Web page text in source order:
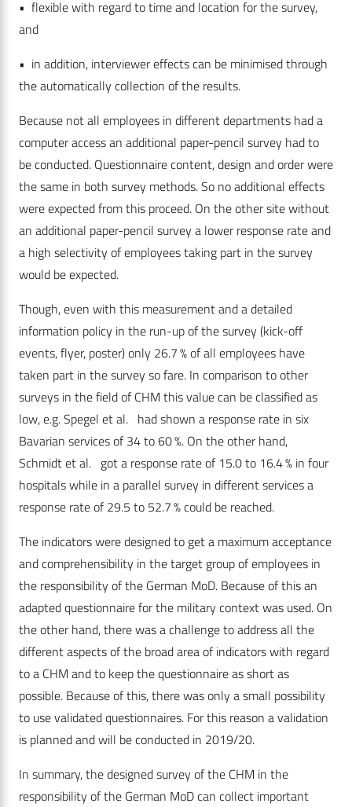
• flexible with regard to time and location for the survey,
and
• in addition, interviewer effects can be minimised through
the automatically collection of the results.
Because not all employees in different departments had a
computer access an additional paper-pencil survey had to
be conducted. Questionnaire content, design and order were
the same in both survey methods. So no additional effects
were expected from this proceed. On the other site without
an additional paper-pencil survey a lower response rate and
a high selectivity of employees taking part in the survey
would be expected.
Though, even with this measurement and a detailed
information policy in the run-up of the survey (kick-off
events, flyer, poster) only 26.7 % of all employees have
taken part in the survey so fare. In comparison to other
surveys in the field of CHM this value can be classified as
low, e.g. Spegel et al. had shown a response rate in six
Bavarian services of 34 to 60 %. On the other hand,
Schmidt et al. got a response rate of 15.0 to 16.4 % in four
hospitals while in a parallel survey in different services a
response rate of 29.5 to 52.7 % could be reached.
The indicators were designed to get a maximum acceptance
and comprehensibility in the target group of employees in
the responsibility of the German MoD. Because of this an
adapted questionnaire for the military context was used. On
the other hand, there was a challenge to address all the
different aspects of the broad area of indicators with regard
to a CHM and to keep the questionnaire as short as
possible. Because of this, there was only a small possibility
to use validated questionnaires. For this reason a validation
is planned and will be conducted in 2019/20.
In summary, the designed survey of the CHM in the
responsibility of the German MoD can collect important